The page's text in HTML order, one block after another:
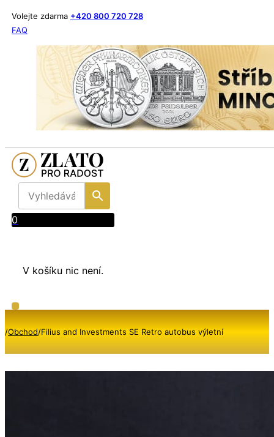
Volejte zdarma +420 800 720 728
FAQ
0
V košíku nic není.
/Obchod/Filius and Investments SE Retro autobus výletní